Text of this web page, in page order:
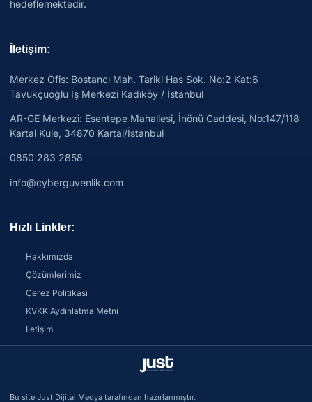
hedeflemektedir.
İletişim:
Merkez Ofis: Bostancı Mah. Tariki Has Sok. No:2 Kat:6
Tavukçuoğlu İş Merkezi Kadıköy / İstanbul
AR-GE Merkezi: Esentepe Mahallesi, İnönü Caddesi, No:147/118
Kartal Kule, 34870 Kartal/İstanbul
0850 283 2858
info@cyberguvenlik.com
Hızlı Linkler:
Hakkımızda
Çözümlerimiz
Çerez Politikası
KVKK Aydınlatma Metni
İletişim
Bu site Just Dijital Medya tarafından hazırlanmıştır.